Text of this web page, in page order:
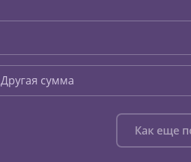
Другая сумма
Как еще